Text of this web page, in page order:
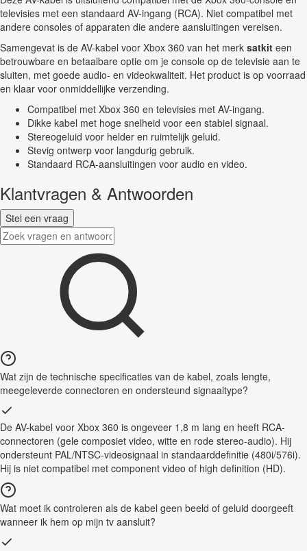
televisies met een standaard AV-ingang (RCA). Niet compatibel met
andere consoles of apparaten die andere aansluitingen vereisen.
Samengevat is de AV-kabel voor Xbox 360 van het merk satkit een
betrouwbare en betaalbare optie om je console op de televisie aan te
sluiten, met goede audio- en videokwaliteit. Het product is op voorraad
en klaar voor onmiddellijke verzending.
Compatibel met Xbox 360 en televisies met AV-ingang.
Dikke kabel met hoge snelheid voor een stabiel signaal.
Stereogeluid voor helder en ruimtelijk geluid.
Stevig ontwerp voor langdurig gebruik.
Standaard RCA-aansluitingen voor audio en video.
Klantvragen & Antwoorden
Stel een vraag
Wat zijn de technische specificaties van de kabel, zoals lengte,
meegeleverde connectoren en ondersteund signaaltype?
De AV-kabel voor Xbox 360 is ongeveer 1,8 m lang en heeft RCA-
connectoren (gele composiet video, witte en rode stereo-audio). Hij
ondersteunt PAL/NTSC-videosignaal in standaarddefinitie (480i/576i).
Hij is niet compatibel met component video of high definition (HD).
Wat moet ik controleren als de kabel geen beeld of geluid doorgeeft
wanneer ik hem op mijn tv aansluit?